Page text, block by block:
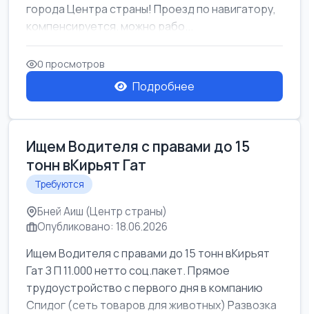
города Центра страны! Проезд по навигатору,
компенсируется. можно рабо...
0 просмотров
Подробнее
Ищем Водителя с правами до 15
тонн вКирьят Гат
Требуются
Бней Аиш (Центр страны)
Опубликовано: 18.06.2026
Ищем Водителя с правами до 15 тонн вКирьят
Гат З П 11.000 нетто соц.пакет. Прямое
трудоустройство с первого дня в компанию
Спидог (сеть товаров для животных) Развозка